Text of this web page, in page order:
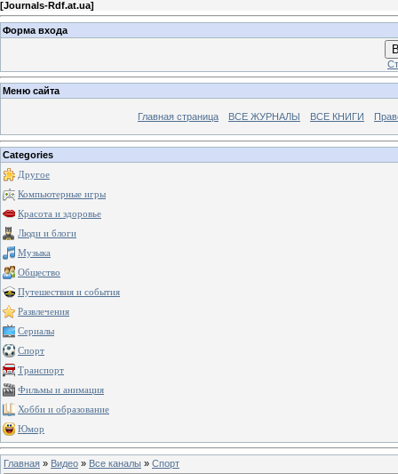
[Journals-Rdf.at.ua]
Форма входа
Меню сайта
Главная страница ВСЕ ЖУРНАЛЫ ВСЕ КНИГИ
Categories
Другое
Компьютерные игры
Красота и здоровье
Люди и блоги
Музыка
Общество
Путешествия и события
Развлечения
Сериалы
Спорт
Транспорт
Фильмы и анимация
Хобби и образование
Юмор
Главная » Видео » Все каналы » Спорт